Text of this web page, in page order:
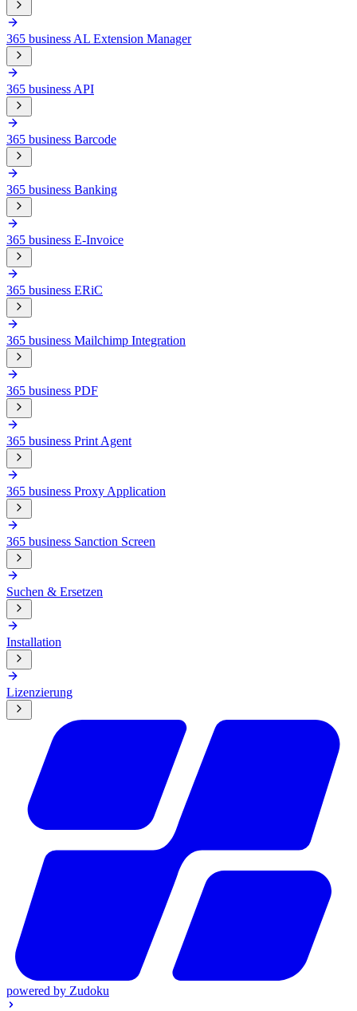
365 business AL Extension Manager
365 business API
365 business Barcode
365 business Banking
365 business E-Invoice
365 business ERiC
365 business Mailchimp Integration
365 business PDF
365 business Print Agent
365 business Proxy Application
365 business Sanction Screen
Suchen & Ersetzen
Installation
Lizenzierung
powered by Zudoku